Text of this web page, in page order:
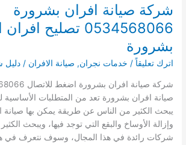
شركة صيانة افران بشرورة
0534568066 تصليح
بشرورة
اترك تعليقاً / خدمات نجران, صيانة الافران /دليل
صيانة افران بشرورة تعد من المتطلبات الأساسية
يبحث الكثير من الناس عن طريقة يمكن بها صيانة
وإزالة الأوساخ والبقع التي توجد فيها، ويبحث
شركات رائدة في هذا المجال، وسوف نتعرف في